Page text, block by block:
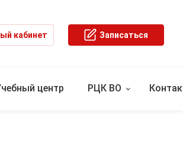
кабинет Записаться
центр РЦК ВО